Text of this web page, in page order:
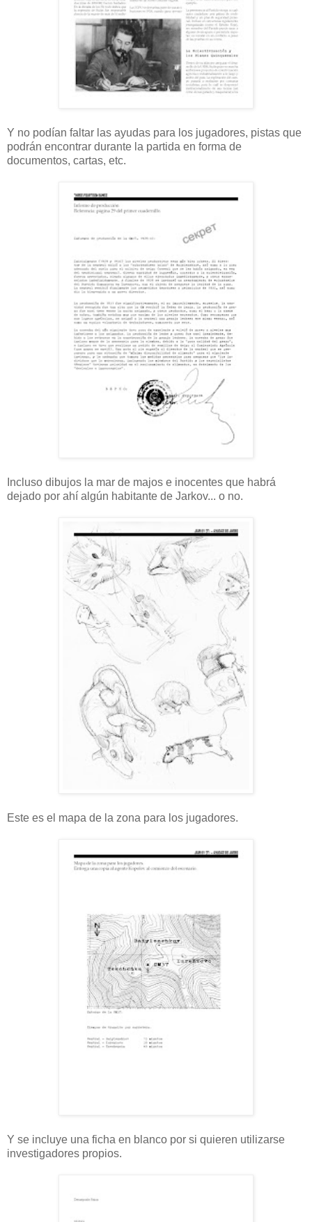
Y no podían faltar las ayudas para los jugadores, pistas que
podrán encontrar durante la partida en forma de
documentos, cartas, etc.
Incluso dibujos la mar de majos e inocentes que habrá
dejado por ahí algún habitante de Jarkov... o no.
Este es el mapa de la zona para los jugadores.
Y se incluye una ficha en blanco por si quieren utilizarse
investigadores propios.